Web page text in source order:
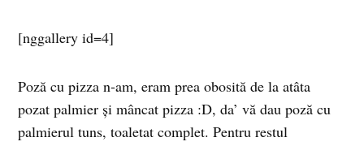
[nggallery id=4]
Poză cu pizza n-am, eram prea obosită de la atâta
pozat palmier şi mâncat pizza :D, da’ vă dau poză cu
palmierul tuns, toaletat complet. Pentru restul